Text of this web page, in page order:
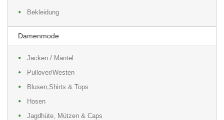
Bekleidung
Damenmode
Jacken / Mäntel
Pullover/Westen
Blusen,Shirts & Tops
Hosen
Jagdhüte, Mützen & Caps